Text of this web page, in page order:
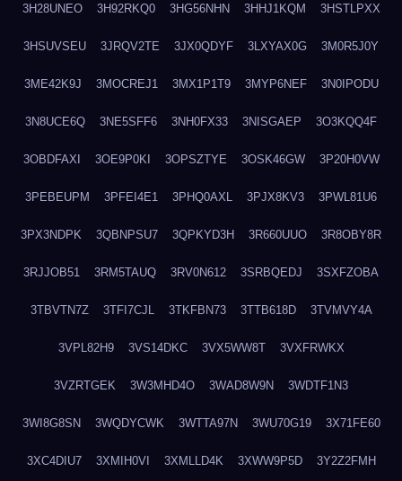
3H28UNEO 3H92RKQ0 3HG56NHN 3HHJ1KQM 3HSTLPXX
3HSUVSEU 3JRQV2TE 3JX0QDYF 3LXYAX0G 3M0R5J0Y
3ME42K9J 3MOCREJ1 3MX1P1T9 3MYP6NEF 3N0IPODU
3N8UCE6Q 3NE5SFF6 3NH0FX33 3NISGAEP 3O3KQQ4F
3OBDFAXI 3OE9P0KI 3OPSZTYE 3OSK46GW 3P20H0VW
3PEBEUPM 3PFEI4E1 3PHQ0AXL 3PJX8KV3 3PWL81U6
3PX3NDPK 3QBNPSU7 3QPKYD3H 3R660UUO 3R8OBY8R
3RJJOB51 3RM5TAUQ 3RV0N612 3SRBQEDJ 3SXFZOBA
3TBVTN7Z 3TFI7CJL 3TKFBN73 3TTB618D 3TVMVY4A
3VPL82H9 3VS14DKC 3VX5WW8T 3VXFRWKX
3VZRTGEK 3W3MHD4O 3WAD8W9N 3WDTF1N3
3WI8G8SN 3WQDYCWK 3WTTA97N 3WU70G19 3X71FE60
3XC4DIU7 3XMIH0VI 3XMLLD4K 3XWW9P5D 3Y2Z2FMH